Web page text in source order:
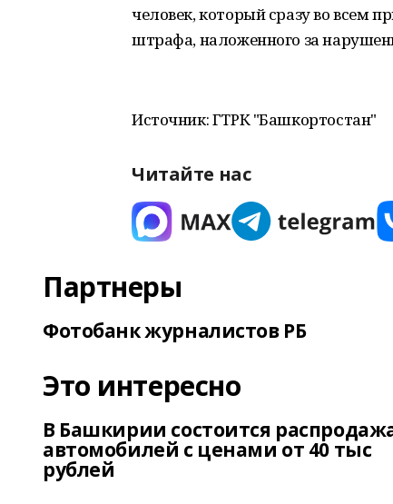
человек, который сразу во всем
штрафа, наложенного за
Источник: ГТРК "Башкортостан"
Читайте нас
Партнеры
Фотобанк журналистов РБ
Это интересно
В Башкирии состоится
автомобилей с ценами от 40 тыс
рублей